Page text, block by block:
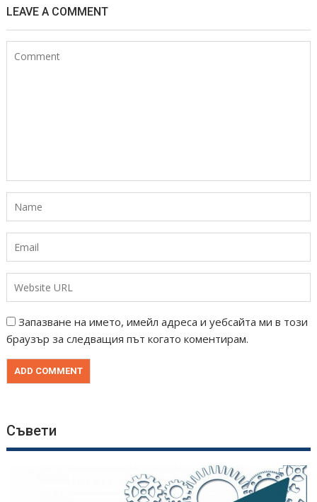
LEAVE A COMMENT
Запазване на името, имейл адреса и уебсайта ми в този
браузър за следващия път когато коментирам.
Съвети